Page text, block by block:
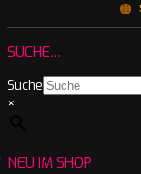
🟠
SUCHE…
Suche
×
NEU IM SHOP